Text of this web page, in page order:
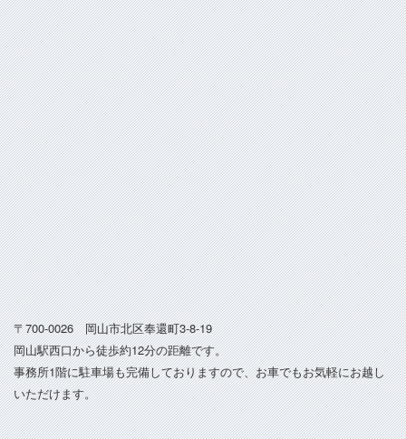
〒700-0026 岡山市北区奉還町3-8-19
岡山駅西口から徒歩約12分の距離です。
事務所1階に駐車場も完備しておりますので、お車でもお気軽にお越し
いただけます。